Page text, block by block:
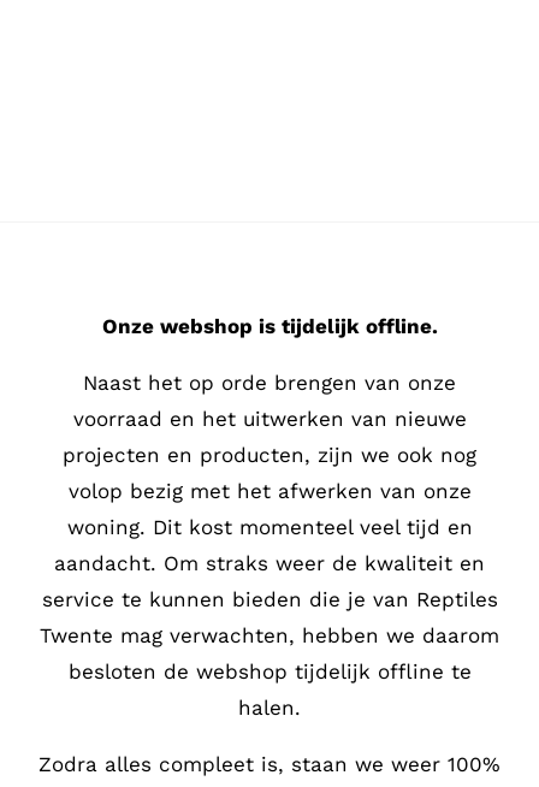
Onze webshop is tijdelijk offline.
Naast het op orde brengen van onze
voorraad en het uitwerken van nieuwe
projecten en producten, zijn we ook nog
volop bezig met het afwerken van onze
woning. Dit kost momenteel veel tijd en
aandacht. Om straks weer de kwaliteit en
service te kunnen bieden die je van Reptiles
Twente mag verwachten, hebben we daarom
besloten de webshop tijdelijk offline te
halen.
Zodra alles compleet is, staan we weer 100%